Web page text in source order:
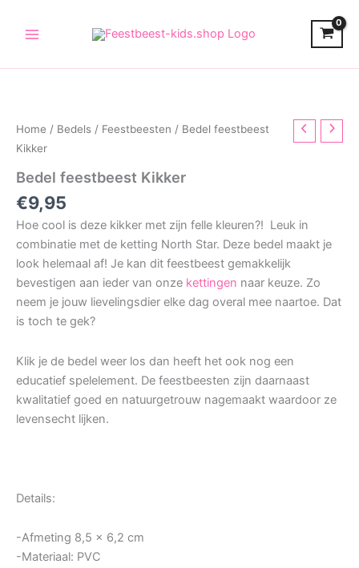
Home / Bedels / Feestbeesten / Bedel feestbeest
Kikker
Bedel feestbeest Kikker
€9,95
Hoe cool is deze kikker met zijn felle kleuren?! Leuk in
combinatie met de ketting North Star. Deze bedel maakt je
look helemaal af! Je kan dit feestbeest gemakkelijk
bevestigen aan ieder van onze kettingen naar keuze. Zo
neem je jouw lievelingsdier elke dag overal mee naartoe. Dat
is toch te gek?
Klik je de bedel weer los dan heeft het ook nog een
educatief spelelement. De feestbeesten zijn daarnaast
kwalitatief goed en natuurgetrouw nagemaakt waardoor ze
levensecht lijken.
Details:
-Afmeting 8,5 x 6,2 cm
-Materiaal: PVC